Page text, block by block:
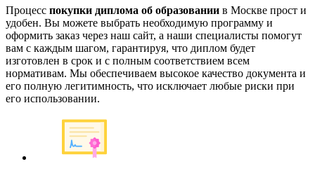
Процесс покупки диплома об образовании в Москве прост и
удобен. Вы можете выбрать необходимую программу и
оформить заказ через наш сайт, а наши специалисты помогут
вам с каждым шагом, гарантируя, что диплом будет
изготовлен в срок и с полным соответствием всем
нормативам. Мы обеспечиваем высокое качество документа и
его полную легитимность, что исключает любые риски при
его использовании.